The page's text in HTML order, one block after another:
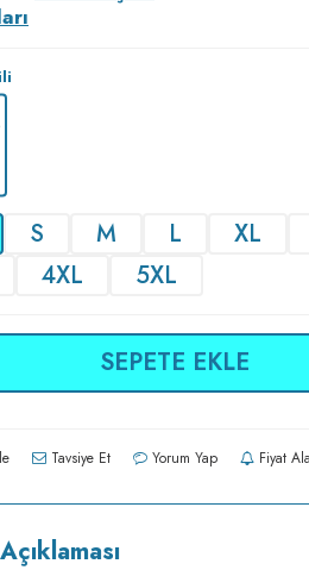
S M L XL
4XL 5XL
SEPETE EKLE
Tavsiye Et Yorum Yap Fiyat